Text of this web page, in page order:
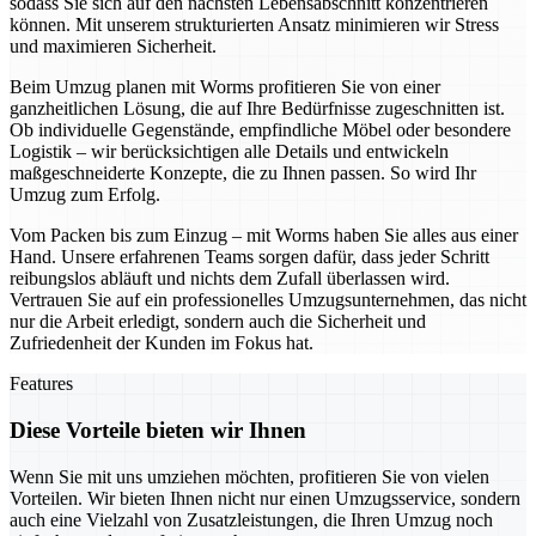
können. Mit unserem strukturierten Ansatz minimieren wir Stress
und maximieren Sicherheit.
Beim Umzug planen mit Worms profitieren Sie von einer
ganzheitlichen Lösung, die auf Ihre Bedürfnisse zugeschnitten ist.
Ob individuelle Gegenstände, empfindliche Möbel oder besondere
Logistik – wir berücksichtigen alle Details und entwickeln
maßgeschneiderte Konzepte, die zu Ihnen passen. So wird Ihr
Umzug zum Erfolg.
Vom Packen bis zum Einzug – mit Worms haben Sie alles aus einer
Hand. Unsere erfahrenen Teams sorgen dafür, dass jeder Schritt
reibungslos abläuft und nichts dem Zufall überlassen wird.
Vertrauen Sie auf ein professionelles Umzugsunternehmen, das nicht
nur die Arbeit erledigt, sondern auch die Sicherheit und
Zufriedenheit der Kunden im Fokus hat.
Features
Diese Vorteile bieten wir Ihnen
Wenn Sie mit uns umziehen möchten, profitieren Sie von vielen
Vorteilen. Wir bieten Ihnen nicht nur einen Umzugsservice, sondern
auch eine Vielzahl von Zusatzleistungen, die Ihren Umzug noch